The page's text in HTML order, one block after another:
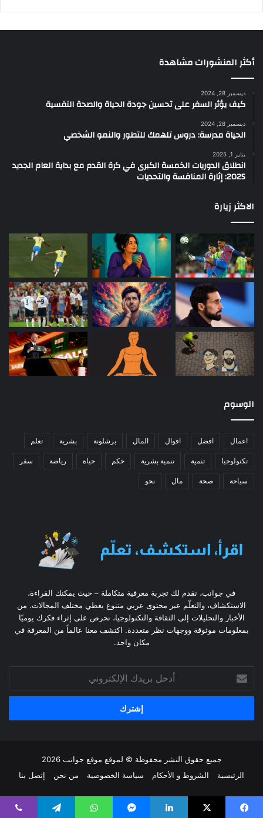
أكثر المنشورات مشاهدة
ديسمبر 28, 2024
كيف يؤثر السفر على تحسين جودة الحياة والصحة النفسية
ديسمبر 28, 2024
الحياة مدرسة: دروس تلهمك للتطور والنمو الشخصي
يناير 1, 2025
انطلاق الدوريات الخمسة الكبرى في كرة القدم مع بداية العام الجديد
2025: إثارة المنافسة والتحديات
الاكثر زيارة
الوسوم
اعمال افضل اقوال المال برشلونة بشرية تعلم
تكنولوجيا تنمية تنمية بشرية حكم حياة رياضة سفر
سياحة صحة مال نحو
في جوانب، نقدم لك تجربة معرفية متكاملة – حيث يمكنك القراءة،
الاستكشاف، والتعلّم عبر محتوى عربي متنوع يغطي مختلف المجالات. من
الأخبار والتحليلات إلى الثقافة والتكنولوجيا، نحرص على إثراء فكرك يوميًا
بمعلومات موثوقة ووجهات نظر متعددة. اكتشف معنا عالماً من المعرفة في
مكان واحد.
أدخل
بريدك
الإلكتروني
جميع حقوق النشر محفوظة © لموقع موقع جوانب 2026
الرئيسية
الشروط و الأحكام سياسة الخصوصية من نحن إتصل بنا